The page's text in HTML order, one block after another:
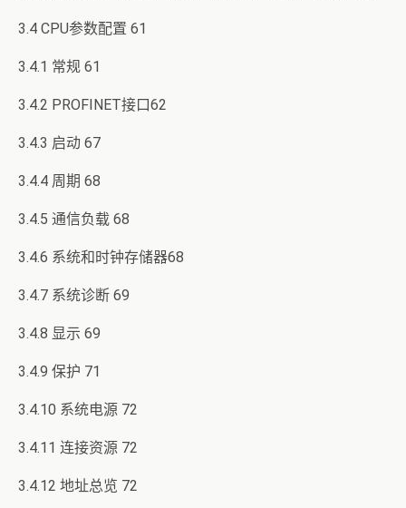
3.4 CPU参数配置 61
3.4.1 常规 61
3.4.2 PROFINET接口62
3.4.3 启动 67
3.4.4 周期 68
3.4.5 通信负载 68
3.4.6 系统和时钟存储器68
3.4.7 系统诊断 69
3.4.8 显示 69
3.4.9 保护 71
3.4.10 系统电源 72
3.4.11 连接资源 72
3.4.12 地址总览 72